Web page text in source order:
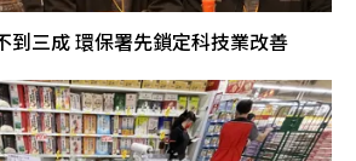
到三成 環保署先鎖定科技業改善